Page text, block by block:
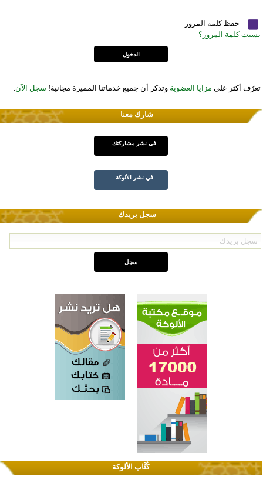
حفظ كلمة المرور
نسيت كلمة المرور؟
تعرّف أكثر على مزايا العضوية وتذكر أن جميع خدماتنا المميزة مجانية! سجل الآن.
شارك معنا
في نشر مشاركتك
في نشر الألوكة
سجل بريدك
كُتَّاب الألوكة
اختتام الدورة التاسعة لمسابقة حفظ وتلاوة القرآن الكريم في أزناكاييف